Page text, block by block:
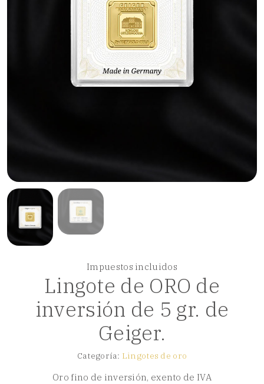
Lingote de ORO de
inversión de 5 gr. de
Geiger.
Impuestos incluidos
Oro fino de inversión, exento de IVA
Categoría: Lingotes de oro